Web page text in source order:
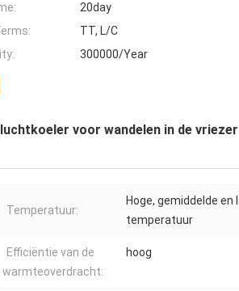
20day
TT, L/C
300000/Year
voor wandelen in de vriezer
Temperatuur:
Hoge, gemiddelde en
temperatuur
Efficiëntie van de
warmteoverdracht:
hoog